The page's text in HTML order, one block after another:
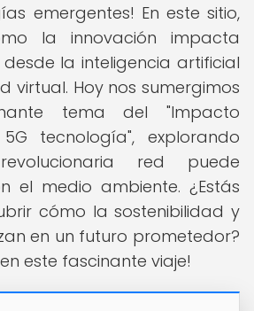
emergentes! En este sitio,
la innovación impacta
la inteligencia artificial
virtual. Hoy nos sumergimos
tema del "Impacto
tecnología", explorando
red puede
el medio ambiente. ¿Estás
cómo la sostenibilidad y
en un futuro prometedor?
este fascinante viaje!